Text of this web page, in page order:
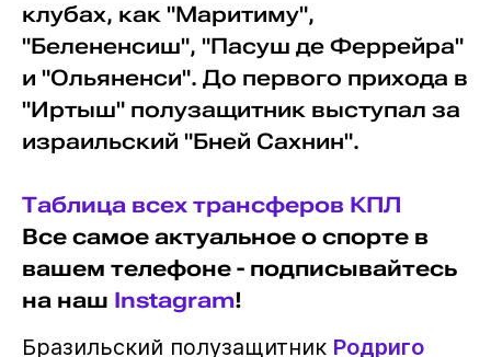
клубах, как "Маритиму",
"Белененсиш", "Пасуш де Феррейра"
и "Ольяненси". До первого прихода в
"Иртыш" полузащитник выступал за
израильский "Бней Сахнин".
Таблица всех трансферов КПЛ
Все самое актуальное о спорте в
вашем телефоне - подписывайтесь
на наш Instagram!
Бразильский полузащитник Родриго